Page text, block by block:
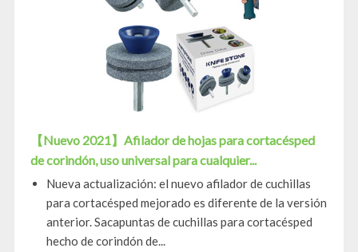
【Nuevo 2021】Afilador de hojas para cortacésped
de corindón, uso universal para cualquier...
Nueva actualización: el nuevo afilador de cuchillas
para cortacésped mejorado es diferente de la versión
anterior. Sacapuntas de cuchillas para cortacésped
hecho de corindón de...